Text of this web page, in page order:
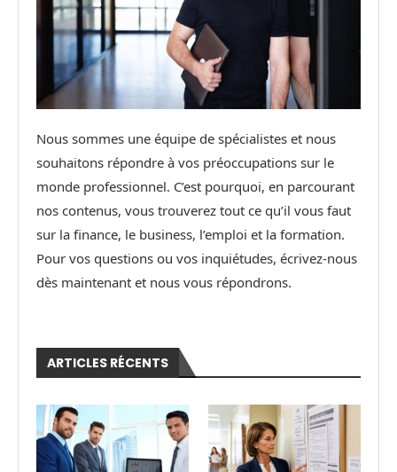
Nous sommes une équipe de spécialistes et nous
souhaitons répondre à vos préoccupations sur le
monde professionnel. C’est pourquoi, en parcourant
nos contenus, vous trouverez tout ce qu’il vous faut
sur la finance, le business, l’emploi et la formation.
Pour vos questions ou vos inquiétudes, écrivez-nous
dès maintenant et nous vous répondrons.
ARTICLES RÉCENTS